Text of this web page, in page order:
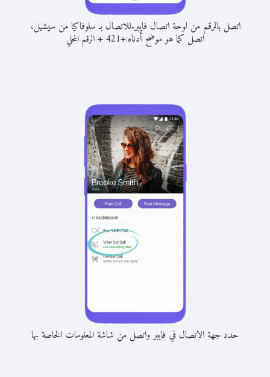
اتصل بالرقم من لوحة اتصال فايبر.للاتصال بـ سلوفاكيا من سيشيل،
اتصل كما هو موضح أدناه:+
421
+الرقم المحلي
حدد جهة الاتصال في فايبر واتصل من شاشة المعلومات الخاصة بها